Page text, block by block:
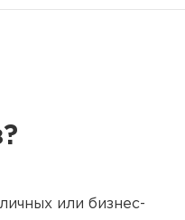
или бизнес-